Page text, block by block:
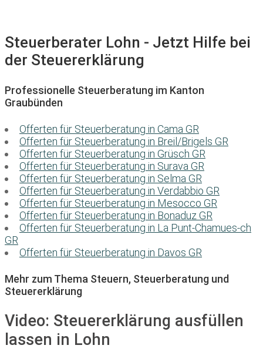
Steuerberater Lohn - Jetzt Hilfe bei
der Steuererklärung
Professionelle Steuerberatung im Kanton
Graubünden
Offerten für Steuerberatung in Cama GR
Offerten für Steuerberatung in Breil/Brigels GR
Offerten für Steuerberatung in Grüsch GR
Offerten für Steuerberatung in Surava GR
Offerten für Steuerberatung in Selma GR
Offerten für Steuerberatung in Verdabbio GR
Offerten für Steuerberatung in Mesocco GR
Offerten für Steuerberatung in Bonaduz GR
Offerten für Steuerberatung in La Punt-Chamues-ch
GR
Offerten für Steuerberatung in Davos GR
Mehr zum Thema Steuern, Steuerberatung und
Steuererklärung
Video: Steuererklärung ausfüllen
lassen in Lohn